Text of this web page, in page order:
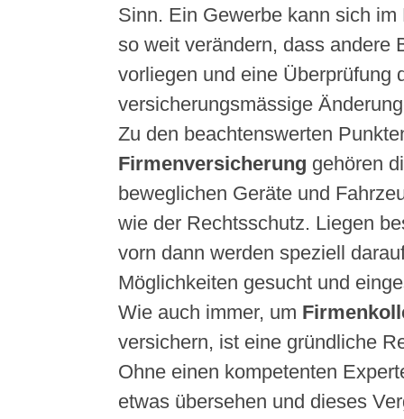
Sinn. Ein Gewerbe kann sich im
so weit verändern, dass andere
vorliegen und eine Überprüfung
versicherungsmässige
Zu den beachtenswerten
Firmenversicherung gehören
beweglichen Geräte und
wie der Rechtsschutz. Liegen
vorn dann werden speziell
Möglichkeiten gesucht und
Wie auch immer, um
versichern, ist eine gründliche
Ohne einen kompetenten
etwas übersehen und dieses